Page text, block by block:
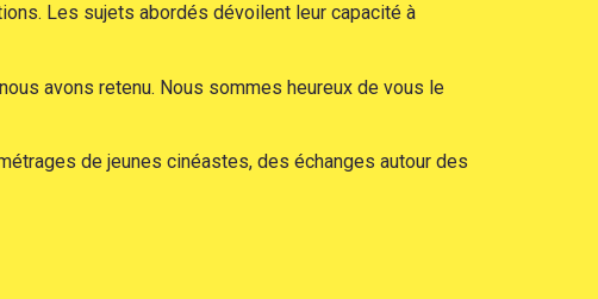
Les sujets abordés dévoilent leur capacité à
avons retenu. Nous sommes heureux de vous le
de jeunes cinéastes, des échanges autour des